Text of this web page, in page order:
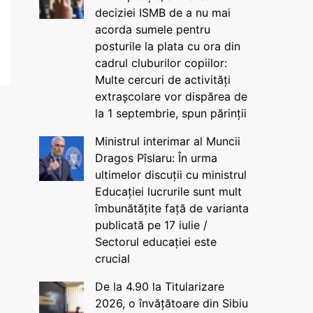
deciziei ISMB de a nu mai
acorda sumele pentru
posturile la plata cu ora din
cadrul cluburilor copiilor:
Multe cercuri de activități
extrașcolare vor dispărea de
la 1 septembrie, spun părinții
Ministrul interimar al Muncii
Dragos Pîslaru: În urma
ultimelor discuții cu ministrul
Educației lucrurile sunt mult
îmbunătățite față de varianta
publicată pe 17 iulie /
Sectorul educației este
crucial
De la 4.90 la Titularizare
2026, o învățătoare din Sibiu